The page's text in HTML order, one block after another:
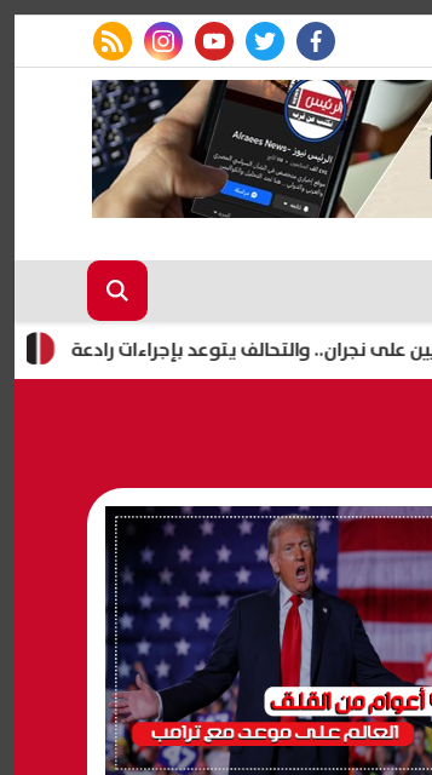
facebook
twitter
youtube
instagram
rss feed
إعلام